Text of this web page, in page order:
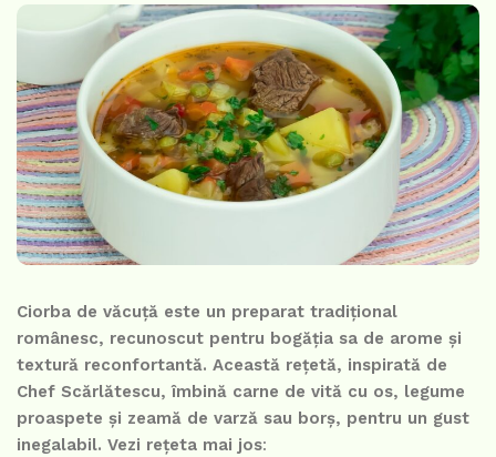
Ciorba de văcuță este un preparat tradițional
românesc, recunoscut pentru bogăția sa de arome și
textură reconfortantă. Această rețetă, inspirată de
Chef Scărlătescu, îmbină carne de vită cu os, legume
proaspete și zeamă de varză sau borș, pentru un gust
inegalabil. Vezi rețeta mai jos: